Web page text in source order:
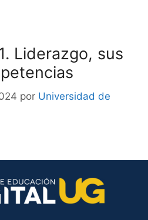
Liderazgo, sus
por Universidad de